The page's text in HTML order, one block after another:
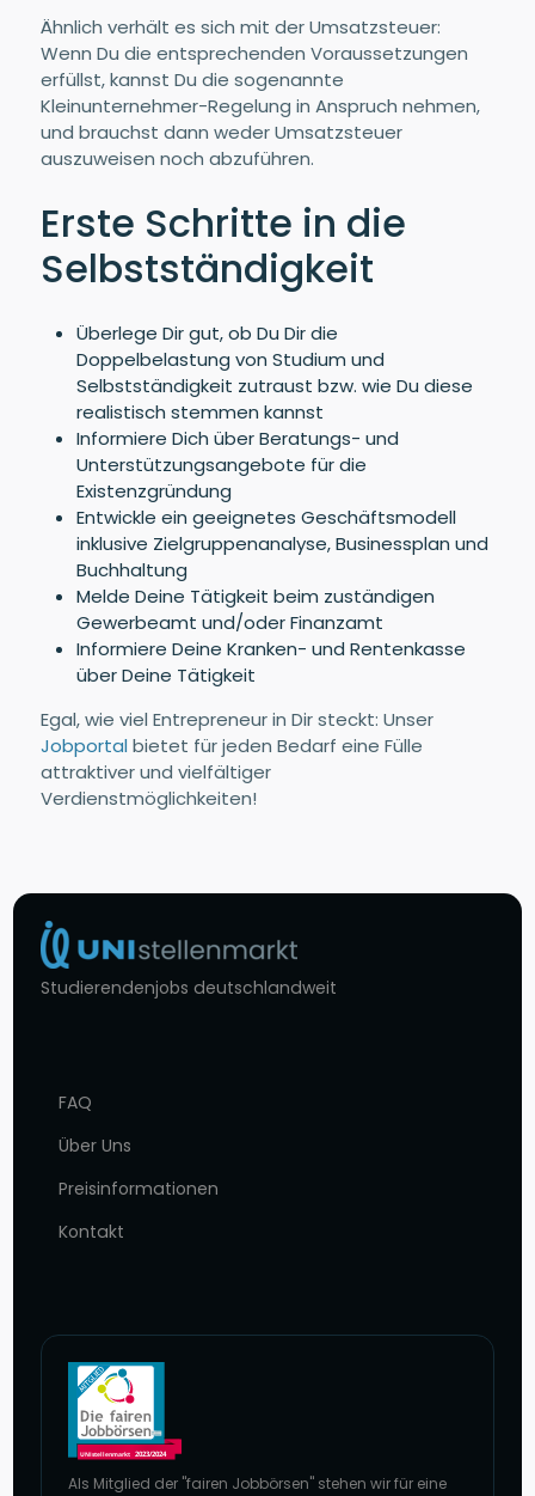
Ähnlich verhält es sich mit der Umsatzsteuer:
Wenn Du die entsprechenden Voraussetzungen
erfüllst, kannst Du die sogenannte
Kleinunternehmer-Regelung in Anspruch nehmen,
und brauchst dann weder Umsatzsteuer
auszuweisen noch abzuführen.
Erste Schritte in die
Selbstständigkeit
Überlege Dir gut, ob Du Dir die
Doppelbelastung von Studium und
Selbstständigkeit zutraust bzw. wie Du diese
realistisch stemmen kannst
Informiere Dich über Beratungs- und
Unterstützungsangebote für die
Existenzgründung
Entwickle ein geeignetes Geschäftsmodell
inklusive Zielgruppenanalyse, Businessplan und
Buchhaltung
Melde Deine Tätigkeit beim zuständigen
Gewerbeamt und/oder Finanzamt
Informiere Deine Kranken- und Rentenkasse
über Deine Tätigkeit
Egal, wie viel Entrepreneur in Dir steckt: Unser
Jobportalbietet für jeden Bedarf eine Fülle
attraktiver und vielfältiger
Verdienstmöglichkeiten!
Studierendenjobs deutschlandweit
FAQ
Über Uns
Preisinformationen
Kontakt
Als Mitglied der "fairen Jobbörsen" stehen wir für eine